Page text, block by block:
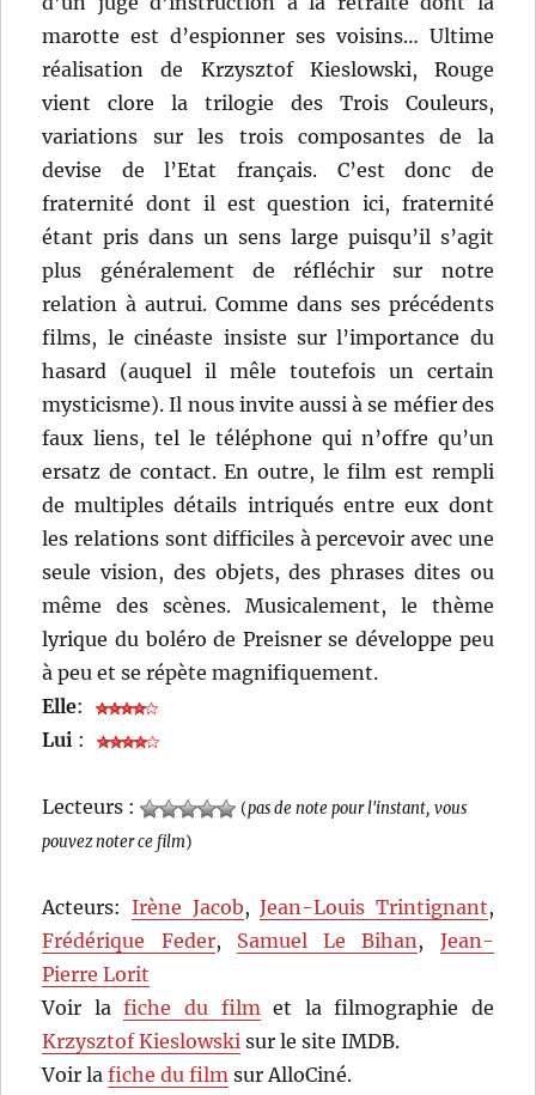
marotte est d’espionner ses voisins… Ultime
réalisation de Krzysztof Kieslowski, Rouge
vient clore la trilogie des Trois Couleurs,
variations sur les trois composantes de la
devise de l’Etat français. C’est donc de
fraternité dont il est question ici, fraternité
étant pris dans un sens large puisqu’il s’agit
plus généralement de réfléchir sur notre
relation à autrui. Comme dans ses précédents
films, le cinéaste insiste sur l’importance du
hasard (auquel il mêle toutefois un certain
mysticisme). Il nous invite aussi à se méfier des
faux liens, tel le téléphone qui n’offre qu’un
ersatz de contact. En outre, le film est rempli
de multiples détails intriqués entre eux dont
les relations sont difficiles à percevoir avec une
seule vision, des objets, des phrases dites ou
même des scènes. Musicalement, le thème
lyrique du boléro de Preisner se développe peu
à peu et se répète magnifiquement.
Elle:
Lui :
Lecteurs : (pas de note pour l'instant, vous
pouvez noter ce film)
Acteurs: Irène Jacob,Jean-Louis Trintignant,
Frédérique Feder, Samuel Le Bihan, Jean-
Pierre Lorit
Voir lafiche du filmet la filmographie de
Krzysztof Kieslowski sur le site IMDB.
Voir lafiche du film sur AlloCiné.